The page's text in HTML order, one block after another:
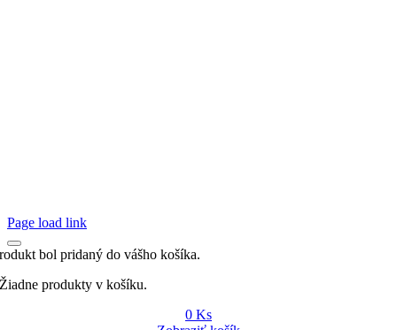
Page load link
bol pridaný do vášho košíka.
Žiadne produkty v košíku.
0 Ks